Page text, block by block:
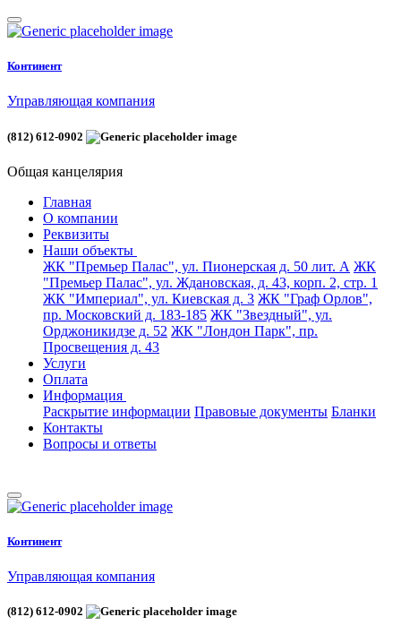
Континент
Управляющая компания
(812) 612-0902
Общая канцелярия
Главная
О компании
Реквизиты
Наши объекты
ЖК "Премьер Палас", ул. Пионерская д. 50 лит. А ЖК
"Премьер Палас", ул. Ждановская, д. 43, корп. 2, стр. 1
ЖК "Империал", ул. Киевская д. 3 ЖК "Граф Орлов",
пр. Московский д. 183-185 ЖК "Звездный", ул.
Орджоникидзе д. 52 ЖК "Лондон Парк", пр.
Просвещения д. 43
Услуги
Оплата
Информация
Раскрытие информации Правовые документы Бланки
Контакты
Вопросы и ответы
Континент
Управляющая компания
(812) 612-0902